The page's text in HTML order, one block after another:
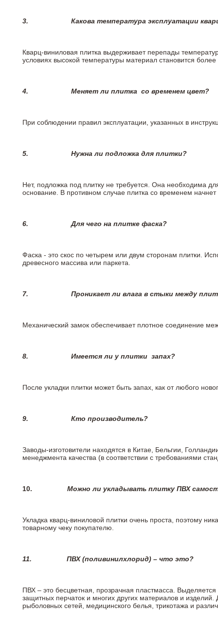
3. Какова температура эксплуатации
Кварц-виниловая плитка выдерживает перепады
условиях высокой температуры материал становится
4. Меняет ли плитка со временем цвет?
При соблюдении правил эксплуатации, указанных в
5. Нужна ли подложка для плитки?
Нет, подложка под плитку не требуется. Она необходима
основание. В противном случае плитка со временем
6.Для чего на плитке фаска?
Фаска - это скос по четырем или двум сторонам плитки.
древесного массива или паркета.
7. Проникает ли влага в стыки между
Механический замок обеспечивает плотное соединение
8. Имеется ли у плитки запах?
После укладки плитки может быть запах, как от любого
9. Кто производитель?
Заводы-изготовители находятся в Китае, Бельгии,
менеджмента качества (в соответствии с требованиями
10. Можно ли укладывать плитку ПВХ
Укладка кварц-виниловой плитки очень проста, поэтому
товарному чеку покупателю.
11. ПВХ (поливинилхлорид) – что это?
ПВХ – это бесцветная, прозрачная пластмасса.
защитных перчаток и многих других материалов и
рыболовных сетей, медицинского белья, трикотажа и